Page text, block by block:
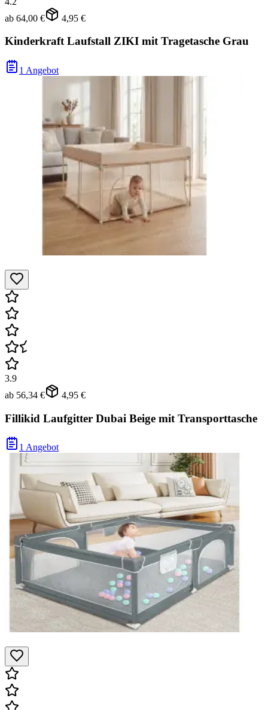
ab 64,00 € 4,95 €
Kinderkraft Laufstall ZIKI mit Tragetasche Grau
1 Angebot
3.9
ab 56,34 € 4,95 €
Fillikid Laufgitter Dubai Beige mit Transporttasche
1 Angebot